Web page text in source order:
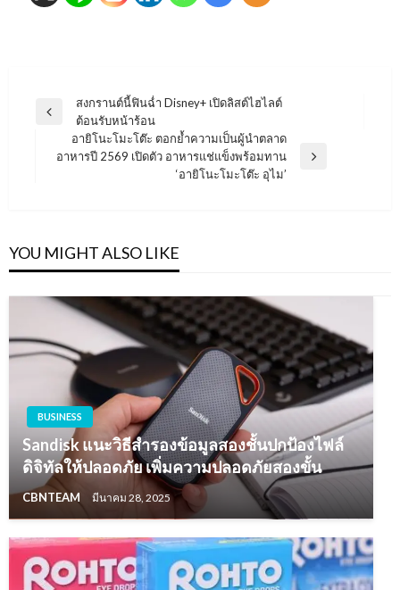
แนะแนว
Previous
สงกรานต์นี้ฟินฉ่ำ Disney+ เปิดลิสต์ไฮไลต์
ต้อนรับหน้าร้อน
Next
อายิโนะโมะโต๊ะ ตอกย้ำความเป็นผู้นำตลาด
อาหารปี 2569 เปิดตัว อาหารแช่แข็งพร้อมทาน
‘อายิโนะโมะโต๊ะ อุไม’
YOU MIGHT ALSO LIKE
BUSINESS
Sandisk แนะวิธีสำรองข้อมูลสองชั้นปกป้องไฟล์
ดิจิทัลให้ปลอดภัย เพิ่มความปลอดภัยสองขั้น
CBNTEAM มีนาคม 28, 2025